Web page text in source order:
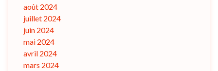
août 2024
juillet 2024
juin 2024
mai 2024
avril 2024
mars 2024